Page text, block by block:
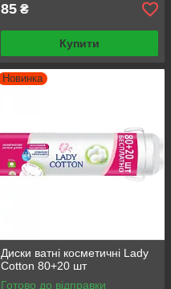
85 ₴
Купити
Новинка
Диски ватні косметичнi Lady
Cotton 80+20 шт
Готово до відправки